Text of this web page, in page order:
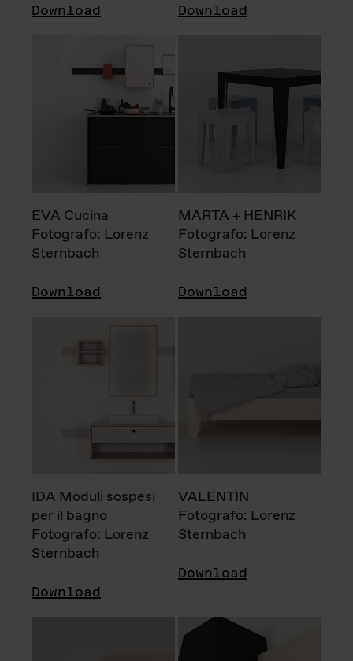
Download Download
EVA Cucina
Fotografo: Lorenz
Sternbach
Download
MARTA + HENRIK
Fotografo: Lorenz
Sternbach
Download
IDA Moduli sospesi
per il bagno
Fotografo: Lorenz
Sternbach
Download
VALENTIN
Fotografo: Lorenz
Sternbach
Download